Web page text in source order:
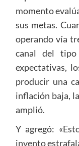
momento
sus metas.
operando vía
canal del
expectativas,
producir una
inflación baja,
amplió.
Y agregó:
invento